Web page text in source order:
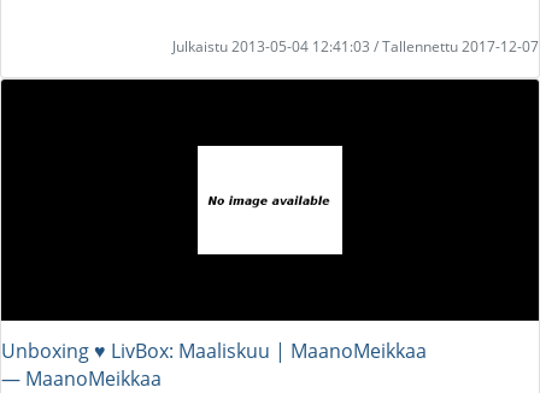
Julkaistu 2013-05-04 12:41:03 / Tallennettu 2017-12-07
Unboxing ♥ LivBox: Maaliskuu | MaanoMeikkaa
― MaanoMeikkaa